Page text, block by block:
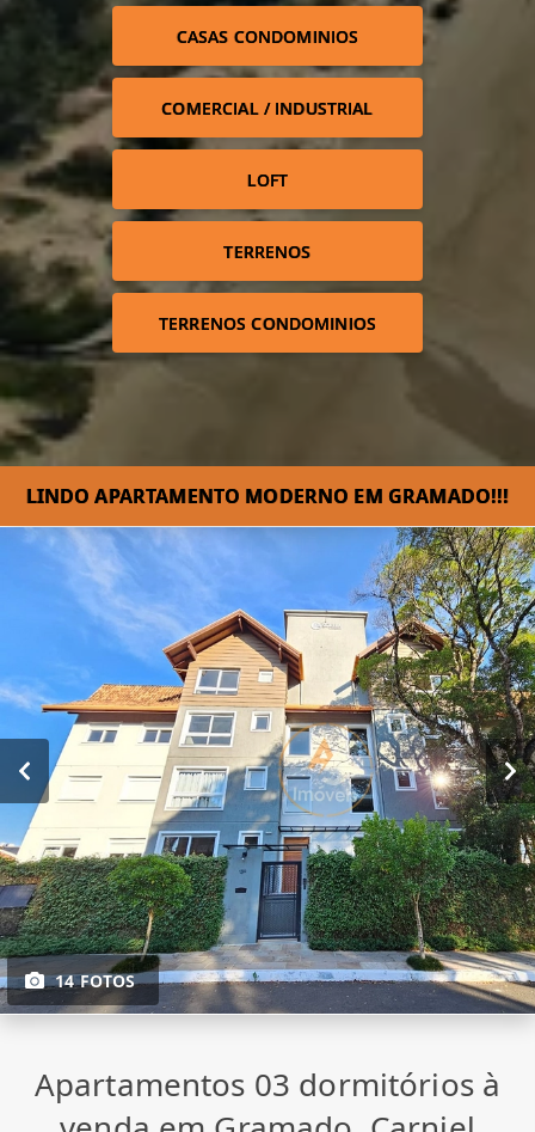
CASAS CONDOMINIOS
COMERCIAL / INDUSTRIAL
LOFT
TERRENOS
TERRENOS CONDOMINIOS
LINDO APARTAMENTO MODERNO EM GRAMADO!!!
14 FOTOS
Apartamentos 03 dormitórios à